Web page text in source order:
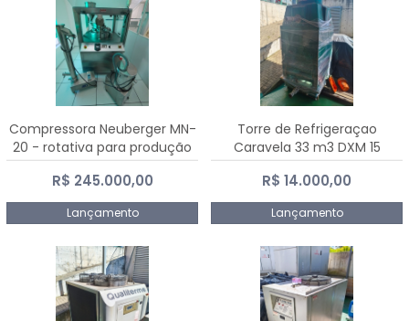
Compressora Neuberger MN-
20 - rotativa para produção
de comprimidos
R$ 245.000,00
Lançamento
Torre de Refrigeraçao
Caravela 33 m3 DXM 15
R$ 14.000,00
Lançamento